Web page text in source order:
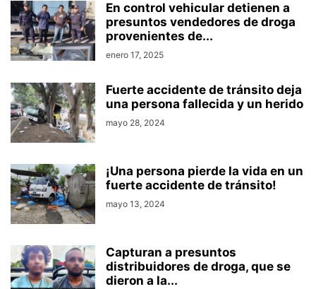
En control vehicular detienen a
presuntos vendedores de droga
provenientes de...
enero 17, 2025
Fuerte accidente de tránsito deja
una persona fallecida y un herido
mayo 28, 2024
¡Una persona pierde la vida en un
fuerte accidente de tránsito!
mayo 13, 2024
Capturan a presuntos
distribuidores de droga, que se
dieron a la...